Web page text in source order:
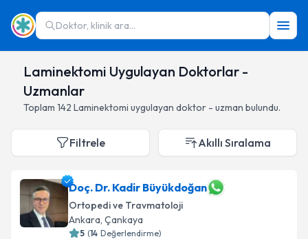
Doktor, klinik ara...
Laminektomi Uygulayan Doktorlar -
Uzmanlar
Toplam 142 Laminektomi uygulayan doktor - uzman bulundu.
Filtrele Akıllı Sıralama
Doç. Dr. Kadir Büyükdoğan
Ortopedi ve Travmatoloji
Ankara, Çankaya
5 (14 Değerlendirme)